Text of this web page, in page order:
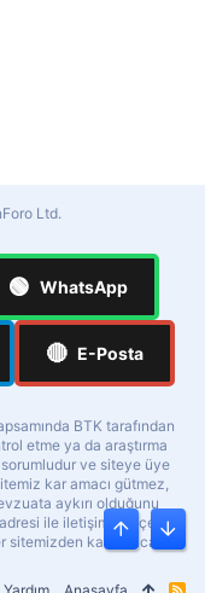
Yardım Anasayfa R
Ltd.
🟢 WhatsApp
🔴 E-Posta
BTK tarafından
etme ya da araştırma
ve siteye üye
kar amacı gütmez,
aykırı olduğunu
adresi ile iletişime geçerek
kaldırılacaktır.
Üst Alt